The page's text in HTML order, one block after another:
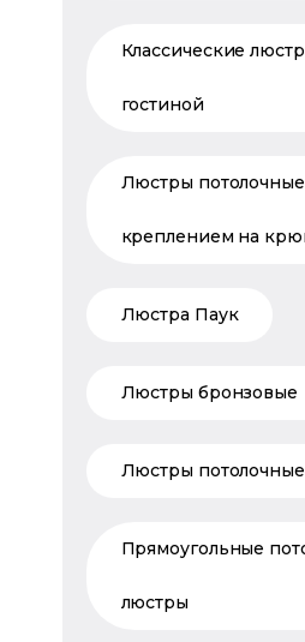
Классические
гостиной
Люстры
креплением на
Люстра Паук
Люстры бронзовые
Люстры
Прямоугольные
люстры